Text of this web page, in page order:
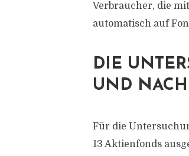
Verbraucher, die
automatisch auf
DIE
ND
Für die
13 Aktienfonds